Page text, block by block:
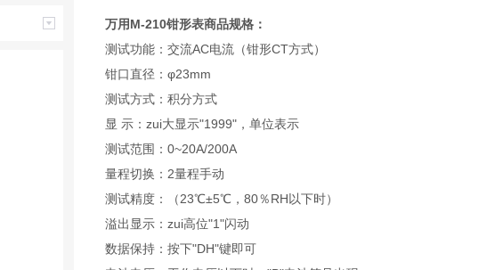
万用M-210钳形表商品规格：
测试功能：交流AC电流（钳形CT方式）
钳口直径：φ23mm
测试方式：积分方式
显 示：zui大显示"1999"，单位表示
测试范围：0~20A/200A
量程切换：2量程手动
测试精度：（23℃±5℃，80％RH以下时）
溢出显示：zui高位"1"闪动
数据保持：按下"DH"键即可